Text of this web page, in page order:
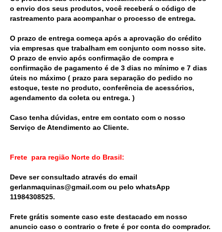
o envio dos seus produtos, você receberá o código de
rastreamento para acompanhar o processo de entrega.
O prazo de entrega começa após a aprovação do crédito
via empresas que trabalham em conjunto com nosso site.
O prazo de envio após confirmação de compra e
confirmação de pagamento é de 3 dias no mínimo e 7 dias
úteis no máximo ( prazo para separação do pedido no
estoque, teste no produto, conferência de acessórios,
agendamento da coleta ou entrega. )
Caso tenha dúvidas, entre em contato com o nosso
Serviço de Atendimento ao Cliente.
Frete para região Norte do Brasil:
Deve ser consultado através do email
gerlanmaquinas@gmail.com ou pelo whatsApp
11984308525.
Frete grátis somente caso este destacado em nosso
anuncio caso o contrario o frete é por conta do comprador.